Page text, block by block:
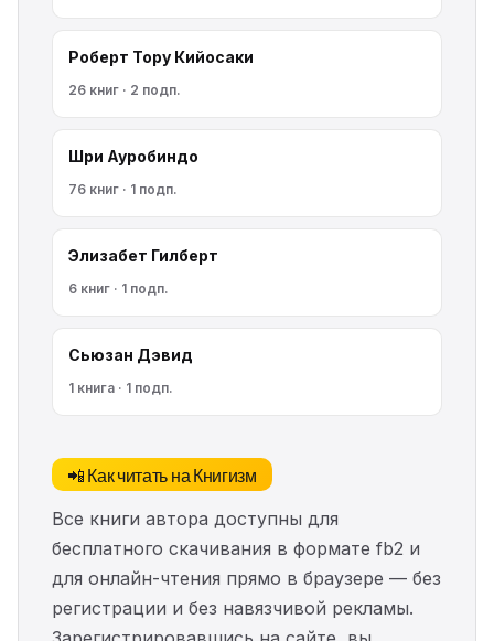
Роберт Тору Кийосаки
26 книг · 2 подп.
Шри Ауробиндо
76 книг · 1 подп.
Элизабет Гилберт
6 книг · 1 подп.
Сьюзан Дэвид
1 книга · 1 подп.
📲 Как читать на Книгизм
Все книги автора доступны для
бесплатного скачивания в формате fb2 и
для онлайн-чтения прямо в браузере — без
регистрации и без навязчивой рекламы.